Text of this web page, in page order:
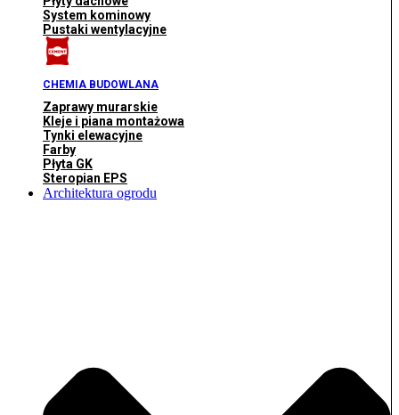
System kominowy
Pustaki wentylacyjne
CHEMIA BUDOWLANA
Zaprawy murarskie
Kleje i piana montażowa
Tynki elewacyjne
Farby
Płyta GK
Steropian EPS
Architektura ogrodu